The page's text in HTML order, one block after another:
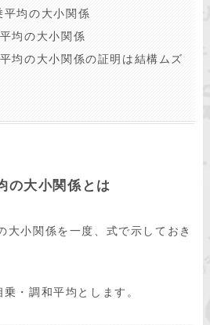
平均の大小関係
均の大小関係
均の大小関係の証明は結構ムズ
の大小関係とは
大小関係を一度、式で示しておき
・調和平均とします。